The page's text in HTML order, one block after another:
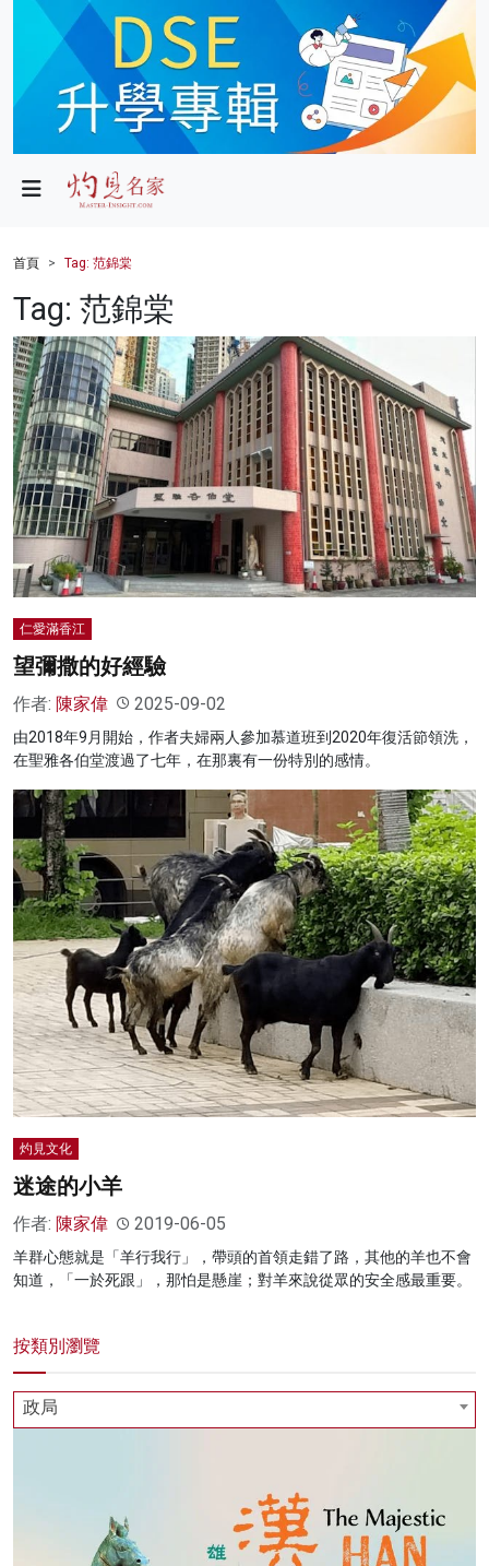
政局
財經
健康
商業
科技
影片
名家榜
灼見活動
首頁 Tag: 范錦棠
Tag: 范錦棠
仁愛滿香江
望彌撒的好經驗
作者: 陳家偉 2025-09-02
由2018年9月開始，作者夫婦兩人參加慕道班到2020年復活節領洗，
在聖雅各伯堂渡過了七年，在那裏有一份特別的感情。
灼見文化
迷途的小羊
作者: 陳家偉 2019-06-05
羊群心態就是「羊行我行」，帶頭的首領走錯了路，其他的羊也不會
知道，「一於死跟」，那怕是懸崖；對羊來說從眾的安全感最重要。
按類別瀏覽
政局